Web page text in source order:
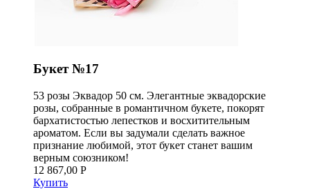
Букет №17
53 розы Эквадор 50 см. Элегантные эквадорские
розы, собранные в романтичном букете, покорят
бархатистостью лепестков и восхитительным
ароматом. Если вы задумали сделать важное
признание любимой, этот букет станет вашим
верным союзником!
12 867,00 Р
Купить